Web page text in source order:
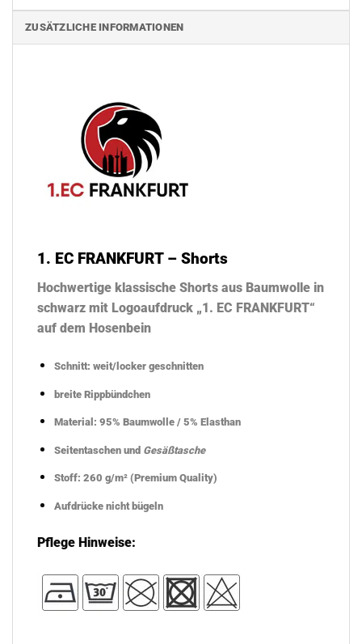
ZUSÄTZLICHE INFORMATIONEN
1. EC FRANKFURT – Shorts
Hochwertige klassische Shorts aus Baumwolle in
schwarz mit Logoaufdruck „1. EC FRANKFURT“
auf dem Hosenbein
Schnitt: weit/locker geschnitten
breite Rippbündchen
Material: 95% Baumwolle / 5% Elasthan
Seitentaschen und Gesäßtasche
Stoff: 260 g/m² (Premium Quality)
Aufdrücke nicht bügeln
Pflege Hinweise: